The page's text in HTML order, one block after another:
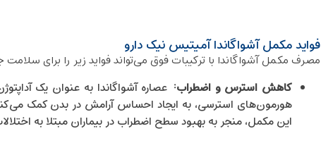
فواید مکمل آشواگاندا آمیتیس نیک دارو
مصرف مکمل آشواگاندا با ترکیبات فوق می‌تواند فواید زیر را برای
کاهش استرس و اضطراب: عصاره آشواگاندا به ‌عنوان یک
هورمون‌های استرسی، به ایجاد احساس آرامش در بدن کمک
این مکمل، منجر به بهبود سطح اضطراب در بیماران مبتلا به